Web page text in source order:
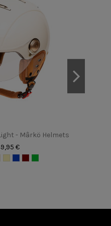
longueur que vous
- Mârkö Helmets
€